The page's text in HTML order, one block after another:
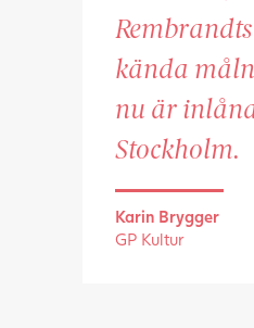
kända
nu är
Stockholm.
Karin Brygger
GP Kultur